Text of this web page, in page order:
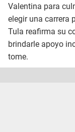
Valentina para
elegir una carrera
Tula reafirma su
brindarle apoyo
tome.